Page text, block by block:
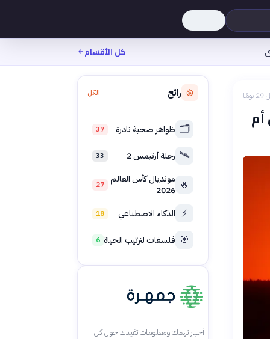
كل الأقسام
رائج الكل
🗂️ ظواهر صحية نادرة 37
🛰️ رحلة أرتيمس 2 33
🔥 مونديال كأس العالم
2026
27
⚡ الذكاء الاصطناعي 18
🎯 فلسفات لترتيب الحياة 6
أخبار تهمك ومعلومات تفيدك حول كل